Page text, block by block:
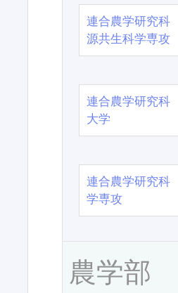
連合農学研究
源共生科学専攻
連合農学研究
大学
連合農学研究
学専攻
農学部